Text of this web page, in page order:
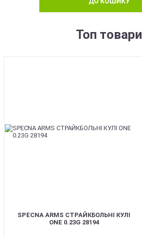
Топ товари
SPECNA ARMS СТРАЙКБОЛЬНІ КУЛІ
ONE 0.23G 28194